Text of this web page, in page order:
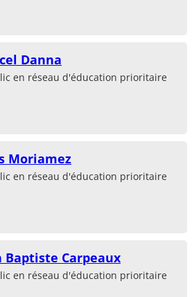
Danna
en réseau d'éducation prioritaire
Moriamez
en réseau d'éducation prioritaire
Baptiste Carpeaux
en réseau d'éducation prioritaire